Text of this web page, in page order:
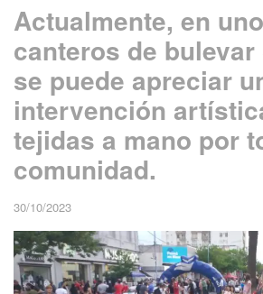
Actualmente, en
canteros de bulevar
se puede apreciar
intervención
tejidas a mano por
comunidad.
30/10/2023